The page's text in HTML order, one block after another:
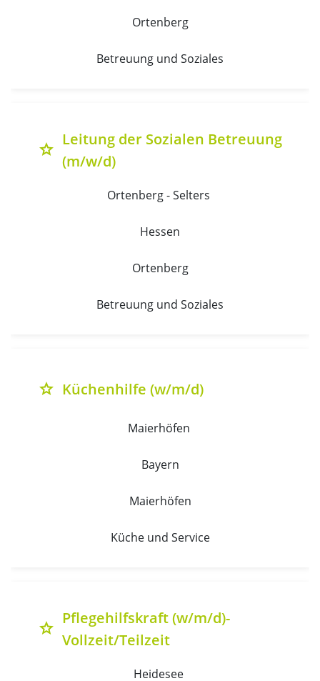
Ortenberg
Betreuung und Soziales
grade
Leitung der Sozialen Betreuung
(m/w/d)
Ortenberg - Selters
Hessen
Ortenberg
Betreuung und Soziales
grade Küchenhilfe (w/m/d)
Maierhöfen
Bayern
Maierhöfen
Küche und Service
grade
Pflegehilfskraft (w/m/d)-
Vollzeit/Teilzeit
Heidesee